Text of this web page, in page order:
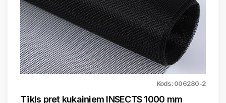
Kods: 006280-2
Tīkls pret kukaiņiem INSECTS 1000 mm